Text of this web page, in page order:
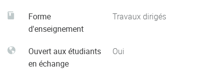
Forme
d'enseignement
Travaux dirigés
Ouvert aux étudiants
en échange
Oui